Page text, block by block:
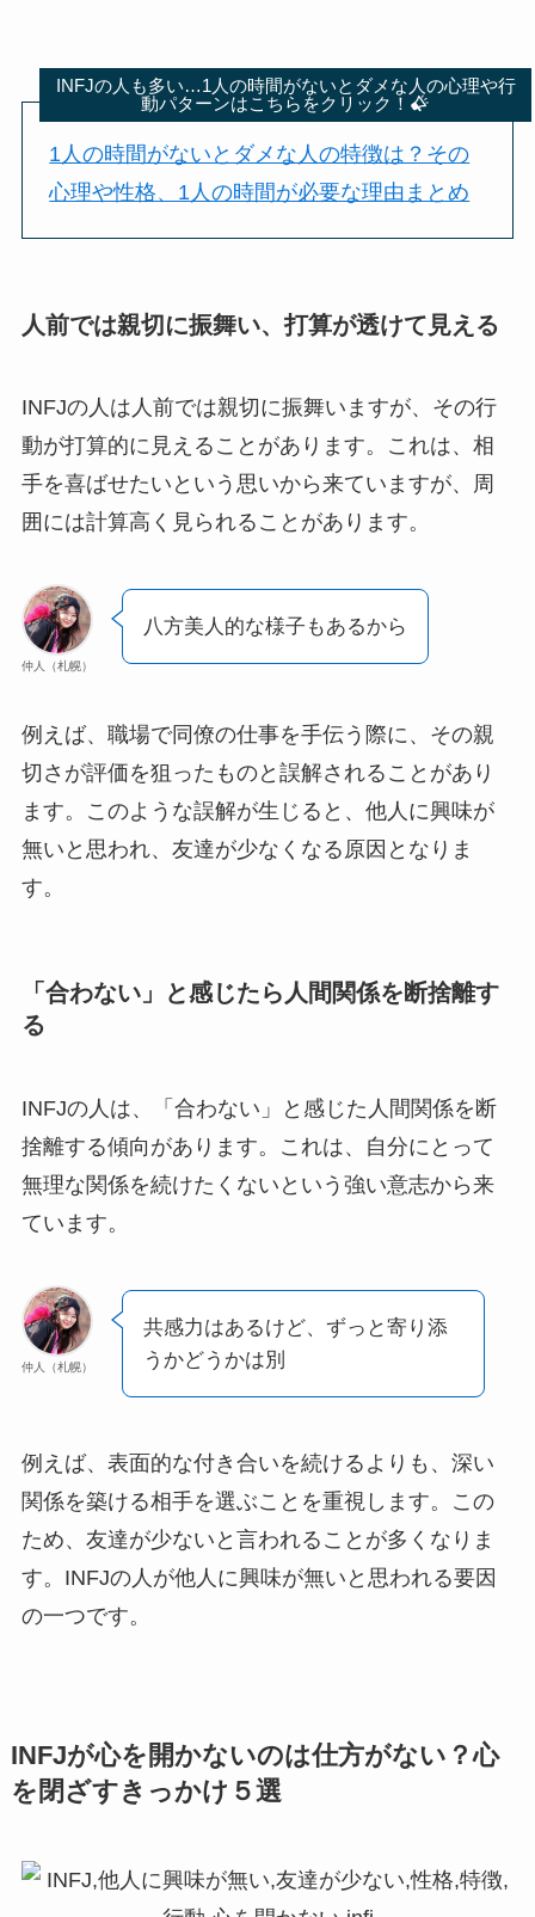
INFJの人も多い…1人の時間がないとダメな人の心理や行
動パターンはこちらをクリック！
1人の時間がないとダメな人の特徴は？その
心理や性格、1人の時間が必要な理由まとめ
人前では親切に振舞い、打算が透けて見える
INFJの人は人前では親切に振舞いますが、その行
動が打算的に見えることがあります。これは、相
手を喜ばせたいという思いから来ていますが、周
囲には計算高く見られることがあります。
仲人（札幌）
八方美人的な様子もあるから
例えば、職場で同僚の仕事を手伝う際に、その親
切さが評価を狙ったものと誤解されることがあり
ます。このような誤解が生じると、他人に興味が
無いと思われ、友達が少なくなる原因となりま
す。
「合わない」と感じたら人間関係を断捨離す
る
INFJの人は、「合わない」と感じた人間関係を断
捨離する傾向があります。これは、自分にとって
無理な関係を続けたくないという強い意志から来
ています。
仲人（札幌）
共感力はあるけど、ずっと寄り添
うかどうかは別
例えば、表面的な付き合いを続けるよりも、深い
関係を築ける相手を選ぶことを重視します。この
ため、友達が少ないと言われることが多くなりま
す。INFJの人が他人に興味が無いと思われる要因
の一つです。
INFJが心を開かないのは仕方がない？心
を閉ざすきっかけ５選